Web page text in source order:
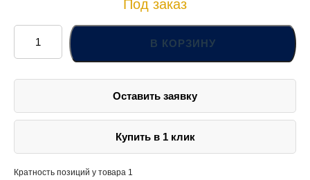
Под заказ
Количество
товара
0514
перфорированная
1390х480х40мм
В КОРЗИНУ
Оставить заявку
Купить в 1 клик
Кратность позиций у товара 1